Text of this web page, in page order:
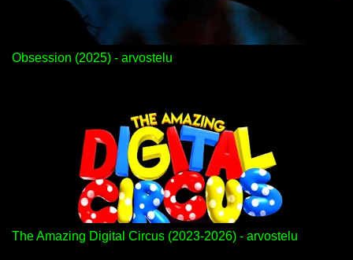
Obsession (2025) - arvostelu
The Amazing Digital Circus (2023-2026) - arvostelu